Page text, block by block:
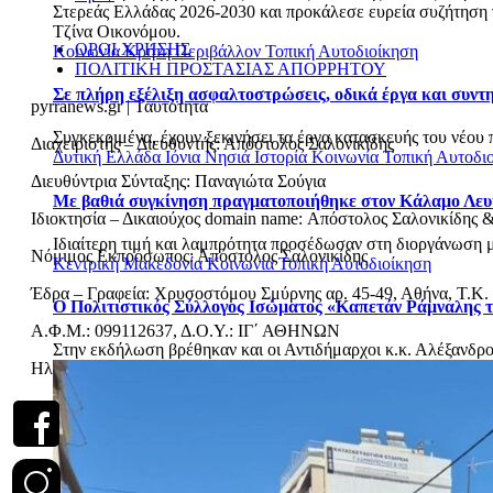
Στερεάς Ελλάδας 2026-2030 και προκάλεσε ευρεία συζήτηση
Τζίνα Οικονόμου.
ΚοινωνίαΚρήτηΠεριβάλλον Τοπική Αυτοδιοίκηση
Σε πλήρη εξέλιξη ασφαλτοστρώσεις, οδικά έργα και
Συγκεκριμένα, έχουν ξεκινήσει τα έργα κατασκευής του
Δυτική Ελλάδα Ιόνια Νησιά Ιστορία Κοινωνία Τοπική
Με βαθιά συγκίνηση πραγματοποιήθηκε στον Κάλαμο
Ιδιαίτερη τιμή και λαμπρότητα προσέδωσαν στη διοργάνωση
Κεντρική ΜακεδονίαΚοινωνίαΤοπική Αυτοδιοίκηση
Ο Πολιτιστικός Σύλλογος Ισώματος «Καπετάν Ράμναλης
Στην εκδήλωση βρέθηκαν και οι Αντιδήμαρχοι κ.κ.
ΟΡΟΙ ΧΡΗΣΗΣ
ΠΟΛΙΤΙΚΗ ΠΡΟΣΤΑΣΙΑΣ ΑΠΟΡΡΗΤΟΥ
pyrranews.gr | Ταυτότητα
Διαχειριστής – Διευθυντής: Απόστολος Σαλονικίδης
Διευθύντρια Σύνταξης: Παναγιώτα Σούγια
Ιδιοκτησία – Δικαιούχος domain name: Απόστολος
Νόμιμος Εκπρόσωπος: Απόστολος Σαλονικίδης
Έδρα – Γραφεία: Χρυσοστόμου Σμύρνης αρ. 45-49, Αθήνα, Τ.Κ.
Α.Φ.Μ.: 099112637, Δ.Ο.Υ.: ΙΓ΄ ΑΘΗΝΩΝ
Ηλεκτρονική διεύθυνση Επικοινωνίας:
,